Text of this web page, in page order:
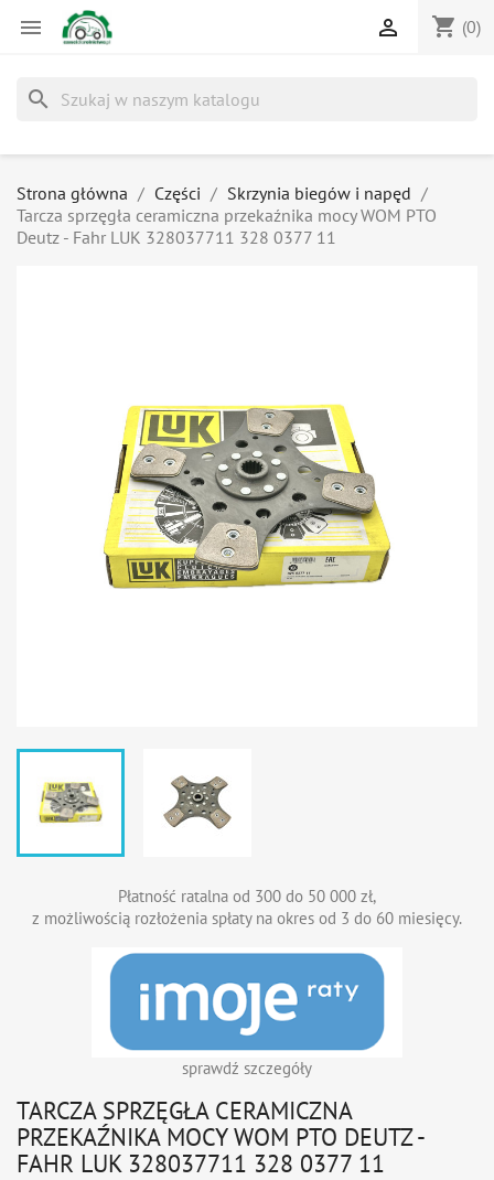
 shopping_cart (0)

search
Strona główna Części
Skrzynia biegów i napęd
Tarcza sprzęgła ceramiczna przekaźnika mocy WOM PTO
Deutz - Fahr LUK 328037711 328 0377 11
Płatność ratalna od 300 do 50 000 zł,
z możliwością rozłożenia spłaty na okres od 3 do 60 miesięcy.
sprawdź szczegóły
TARCZA SPRZĘGŁA CERAMICZNA
PRZEKAŹNIKA MOCY WOM PTO DEUTZ -
FAHR LUK 328037711 328 0377 11